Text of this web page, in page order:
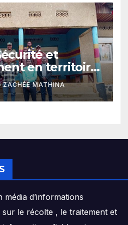
et
en territoire
Jules Mathe
d’un
à sa base
ZACHÉE MATHINA
d’informations
le récolte , le traitement et